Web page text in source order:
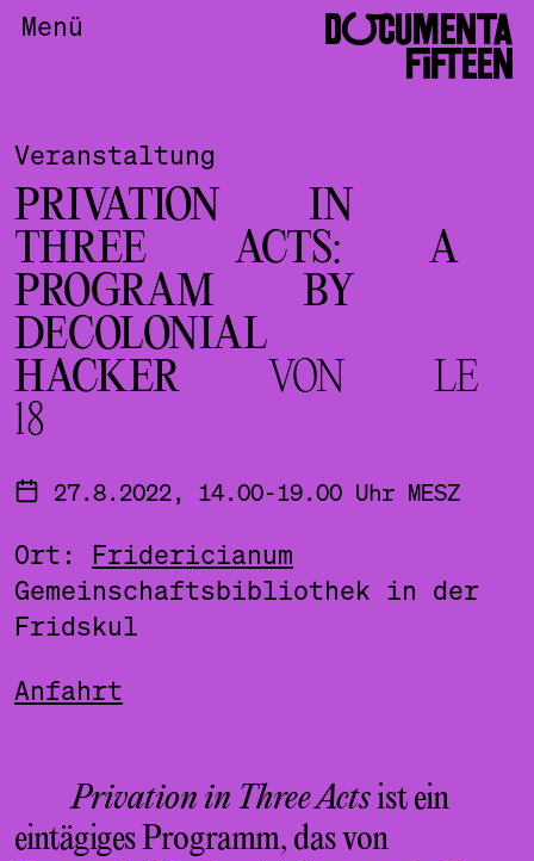
Menü DOCUMENTA
FIFTEEN
Veranstaltung
PRIVATION IN
THREE ACTS: A
PROGRAM BY
DECOLONIAL
HACKER VON LE
18
27.8.2022, 14.00-19.00 Uhr MESZ
Ort: Fridericianum
Gemeinschaftsbibliothek in der
Fridskul
Anfahrt
Privation in Three Actsist ein
eintägiges Programm, das von